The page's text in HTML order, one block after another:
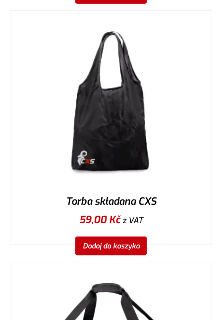
Torba składana CXS
59,00Kčz VAT
Dodaj do koszyka